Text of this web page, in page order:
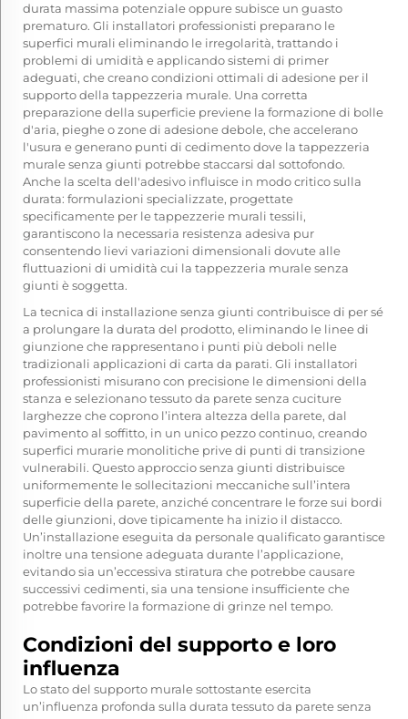
durata massima potenziale oppure subisce un guasto
prematuro. Gli installatori professionisti preparano le
superfici murali eliminando le irregolarità, trattando i
problemi di umidità e applicando sistemi di primer
adeguati, che creano condizioni ottimali di adesione per il
supporto della tappezzeria murale. Una corretta
preparazione della superficie previene la formazione di bolle
d'aria, pieghe o zone di adesione debole, che accelerano
l'usura e generano punti di cedimento dove la tappezzeria
murale senza giunti potrebbe staccarsi dal sottofondo.
Anche la scelta dell'adesivo influisce in modo critico sulla
durata: formulazioni specializzate, progettate
specificamente per le tappezzerie murali tessili,
garantiscono la necessaria resistenza adesiva pur
consentendo lievi variazioni dimensionali dovute alle
fluttuazioni di umidità cui la tappezzeria murale senza
giunti è soggetta.
La tecnica di installazione senza giunti contribuisce di per sé
a prolungare la durata del prodotto, eliminando le linee di
giunzione che rappresentano i punti più deboli nelle
tradizionali applicazioni di carta da parati. Gli installatori
professionisti misurano con precisione le dimensioni della
stanza e selezionanotessuto da parete senza cuciture
larghezze che coprono l’intera altezza della parete, dal
pavimento al soffitto, in un unico pezzo continuo, creando
superfici murarie monolitiche prive di punti di transizione
vulnerabili. Questo approccio senza giunti distribuisce
uniformemente le sollecitazioni meccaniche sull’intera
superficie della parete, anziché concentrare le forze sui bordi
delle giunzioni, dove tipicamente ha inizio il distacco.
Un’installazione eseguita da personale qualificato garantisce
inoltre una tensione adeguata durante l’applicazione,
evitando sia un’eccessiva stiratura che potrebbe causare
successivi cedimenti, sia una tensione insufficiente che
potrebbe favorire la formazione di grinze nel tempo.
Condizioni del supporto e loro
influenza
Lo stato del supporto murale sottostante esercita
un’influenza profonda sulla durata tessuto da parete senza